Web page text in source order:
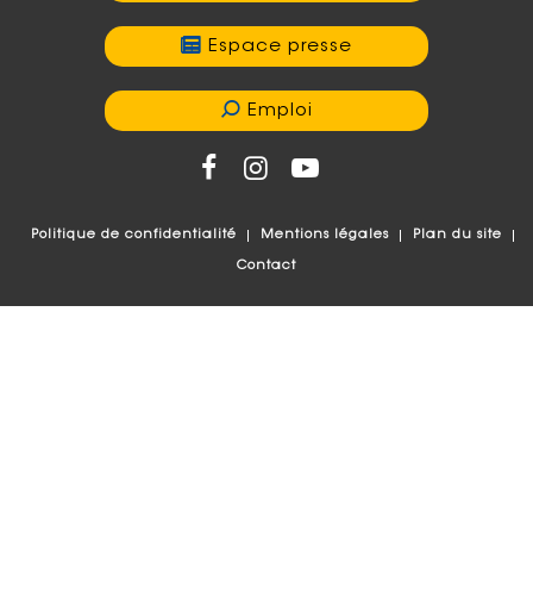
Espace presse
Emploi
Politique de confidentialité Mentions légales Plan du site
Contact